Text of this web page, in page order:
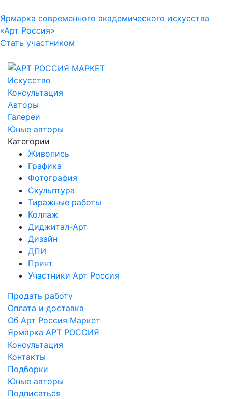
Ярмарка современного академического искусства
«Арт Россия»
Стать участником
Искусство
Консультация
Авторы
Галереи
Юные авторы
Категории
Живопись
Графика
Фотография
Скульптура
Тиражные работы
Коллаж
Диджитал-Арт
Дизайн
ДПИ
Принт
Участники Арт Россия
Продать работу
Оплата и доставка
Об Арт Россия Маркет
Ярмарка АРТ РОССИЯ
Консультация
Контакты
Подборки
Юные авторы
Подписаться